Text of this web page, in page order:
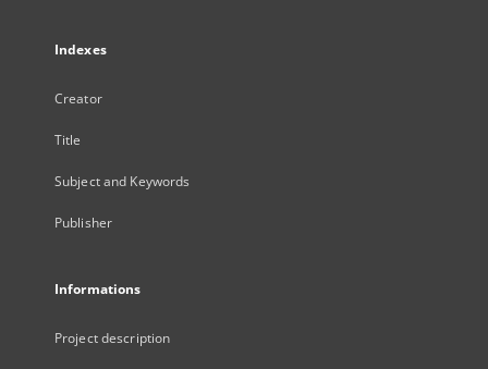
Indexes
Creator
Title
Subject and Keywords
Publisher
Informations
Project description